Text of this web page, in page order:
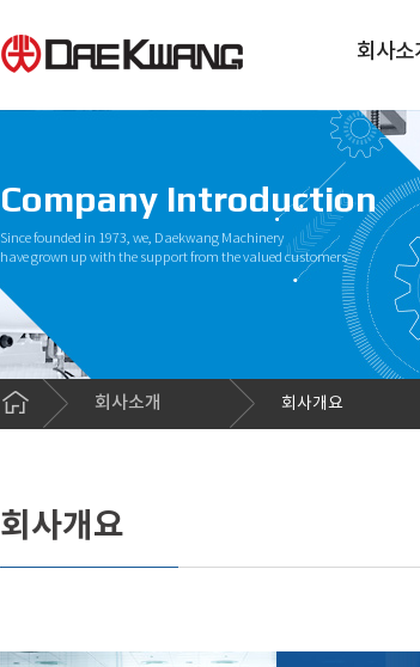
회사소
Company Introduction
Since founded in 1973, we, Daekwang Machinery
have grown up with the support from the valued customers
회사소개 회사개요
회사개요